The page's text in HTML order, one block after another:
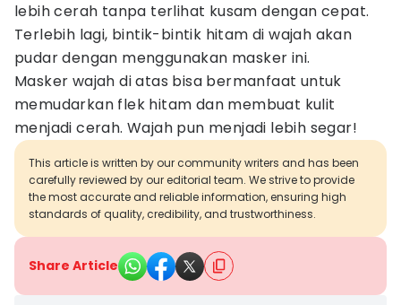
lebih cerah tanpa terlihat kusam dengan cepat.
Terlebih lagi, bintik-bintik hitam di wajah akan
pudar dengan menggunakan masker ini.
Masker wajah di atas bisa bermanfaat untuk
memudarkan flek hitam dan membuat kulit
menjadi cerah. Wajah pun menjadi lebih segar!
This article is written by our community writers and has been
carefully reviewed by our editorial team. We strive to provide
the most accurate and reliable information, ensuring high
standards of quality, credibility, and trustworthiness.
Share Article